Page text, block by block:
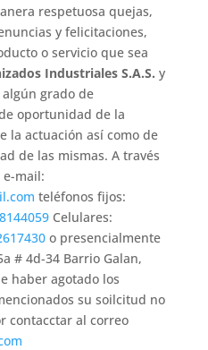
respetuosa quejas,
y felicitaciones,
o servicio que sea
Industriales S.A.S. y
grado de
oportunidad de la
la actuación así como de
de las mismas. A través
mail:
teléfonos fijos:
Celulares:
o presencialmente
# 4d-34 Barrio Galan,
haber agotado los
su soilcitud no
contacctar al correo